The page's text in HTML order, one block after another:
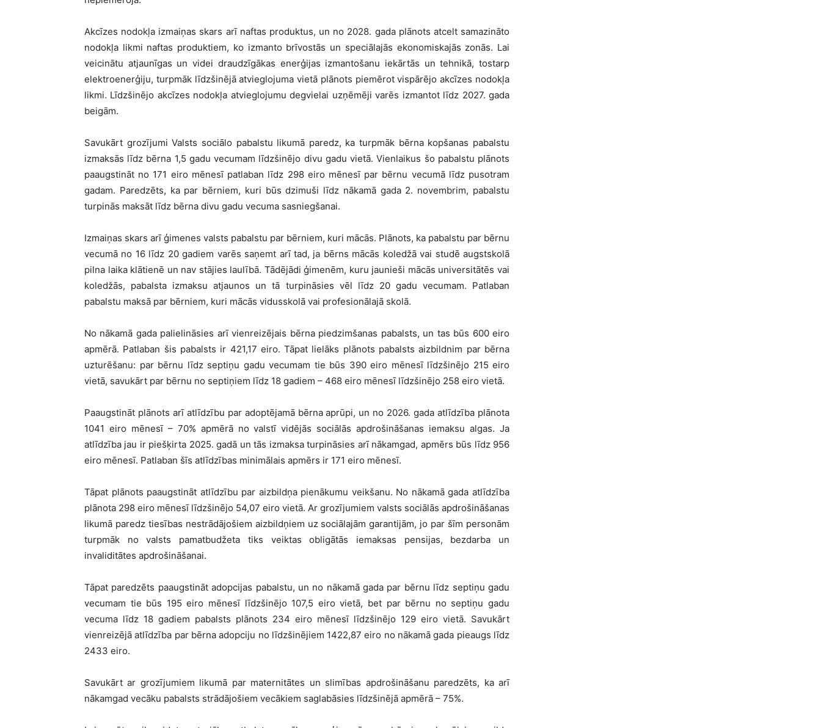
Akcīzes nodokļa izmaiņas skars arī naftas produktus, un no 2028. gada plānots atcelt samazināto
nodokļa likmi naftas produktiem, ko izmanto brīvostās un speciālajās ekonomiskajās zonās. Lai
veicinātu atjaunīgas un videi draudzīgākas enerģijas izmantošanu iekārtās un tehnikā, tostarp
elektroenerģiju, turpmāk līdzšinējā atvieglojuma vietā plānots piemērot vispārējo akcīzes nodokļa
likmi. Līdzšinējo akcīzes nodokļa atvieglojumu degvielai uzņēmēji varēs izmantot līdz 2027. gada
beigām.
Savukārt grozījumi Valsts sociālo pabalstu likumā paredz, ka turpmāk bērna kopšanas pabalstu
izmaksās līdz bērna 1,5 gadu vecumam līdzšinējo divu gadu vietā. Vienlaikus šo pabalstu plānots
paaugstināt no 171 eiro mēnesī patlaban līdz 298 eiro mēnesī par bērnu vecumā līdz pusotram
gadam. Paredzēts, ka par bērniem, kuri būs dzimuši līdz nākamā gada 2. novembrim, pabalstu
turpinās maksāt līdz bērna divu gadu vecuma sasniegšanai.
Izmaiņas skars arī ģimenes valsts pabalstu par bērniem, kuri mācās. Plānots, ka pabalstu par bērnu
vecumā no 16 līdz 20 gadiem varēs saņemt arī tad, ja bērns mācās koledžā vai studē augstskolā
pilna laika klātienē un nav stājies laulībā. Tādējādi ģimenēm, kuru jaunieši mācās universitātēs vai
koledžās, pabalsta izmaksu atjaunos un tā turpināsies vēl līdz 20 gadu vecumam. Patlaban
pabalstu maksā par bērniem, kuri mācās vidusskolā vai profesionālajā skolā.
No nākamā gada palielināsies arī vienreizējais bērna piedzimšanas pabalsts, un tas būs 600 eiro
apmērā. Patlaban šis pabalsts ir 421,17 eiro. Tāpat lielāks plānots pabalsts aizbildnim par bērna
uzturēšanu: par bērnu līdz septiņu gadu vecumam tie būs 390 eiro mēnesī līdzšinējo 215 eiro
vietā, savukārt par bērnu no septiņiem līdz 18 gadiem – 468 eiro mēnesī līdzšinējo 258 eiro vietā.
Paaugstināt plānots arī atlīdzību par adoptējamā bērna aprūpi, un no 2026. gada atlīdzība plānota
1041 eiro mēnesī – 70% apmērā no valstī vidējās sociālās apdrošināšanas iemaksu algas. Ja
atlīdzība jau ir piešķirta 2025. gadā un tās izmaksa turpināsies arī nākamgad, apmērs būs līdz 956
eiro mēnesī. Patlaban šīs atlīdzības minimālais apmērs ir 171 eiro mēnesī.
Tāpat plānots paaugstināt atlīdzību par aizbildņa pienākumu veikšanu. No nākamā gada atlīdzība
plānota 298 eiro mēnesī līdzšinējo 54,07 eiro vietā. Ar grozījumiem valsts sociālās apdrošināšanas
likumā paredz tiesības nestrādājošiem aizbildņiem uz sociālajām garantijām, jo par šīm personām
turpmāk no valsts pamatbudžeta tiks veiktas obligātās iemaksas pensijas, bezdarba un
invaliditātes apdrošināšanai.
Tāpat paredzēts paaugstināt adopcijas pabalstu, un no nākamā gada par bērnu līdz septiņu gadu
vecumam tie būs 195 eiro mēnesī līdzšinējo 107,5 eiro vietā, bet par bērnu no septiņu gadu
vecuma līdz 18 gadiem pabalsts plānots 234 eiro mēnesī līdzšinējo 129 eiro vietā. Savukārt
vienreizējā atlīdzība par bērna adopciju no līdzšinējiem 1422,87 eiro no nākamā gada pieaugs līdz
2433 eiro.
Savukārt ar grozījumiem likumā par maternitātes un slimības apdrošināšanu paredzēts, ka arī
nākamgad vecāku pabalsts strādājošiem vecākiem saglabāsies līdzšinējā apmērā – 75%.